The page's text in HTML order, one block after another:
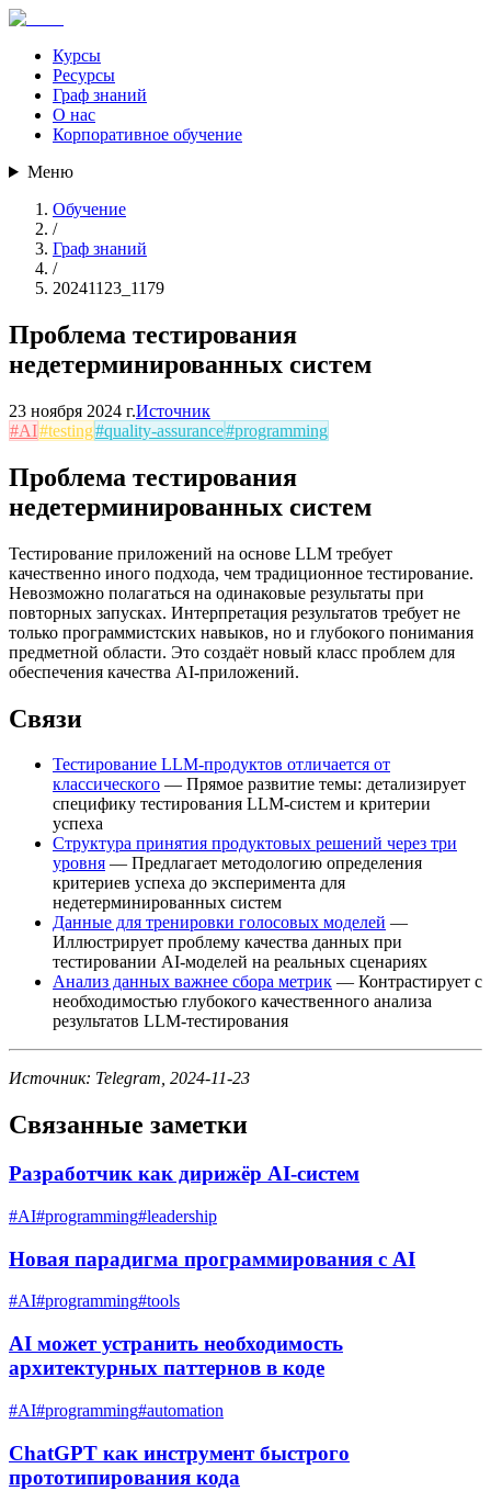
Курсы
Ресурсы
Граф знаний
О нас
Корпоративное обучение
Меню
Обучение
/
Граф знаний
/
20241123_1179
Проблема тестирования
недетерминированных систем
23 ноября 2024 г.Источник
#AI#testing#quality-assurance#programming
Проблема тестирования
недетерминированных систем
Тестирование приложений на основе LLM требует
качественно иного подхода, чем традиционное тестирование.
Невозможно полагаться на одинаковые результаты при
повторных запусках. Интерпретация результатов требует не
только программистских навыков, но и глубокого понимания
предметной области. Это создаёт новый класс проблем для
обеспечения качества AI-приложений.
Связи
Тестирование LLM-продуктов отличается от
классического — Прямое развитие темы: детализирует
специфику тестирования LLM-систем и критерии
успеха
Структура принятия продуктовых решений через три
уровня — Предлагает методологию определения
критериев успеха до эксперимента для
недетерминированных систем
Данные для тренировки голосовых моделей —
Иллюстрирует проблему качества данных при
тестировании AI-моделей на реальных сценариях
Анализ данных важнее сбора метрик — Контрастирует с
необходимостью глубокого качественного анализа
результатов LLM-тестирования
Источник: Telegram, 2024-11-23
Связанные заметки
Разработчик как дирижёр AI-систем
#AI#programming#leadership
Новая парадигма программирования с AI
#AI#programming#tools
AI может устранить необходимость
архитектурных паттернов в коде
#AI#programming#automation
ChatGPT как инструмент быстрого
прототипирования кода